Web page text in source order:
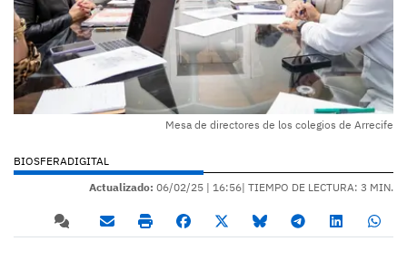
Mesa de directores de los colegios de Arrecife
BIOSFERADIGITAL
Actualizado: 06/02/25 | 16:56| TIEMPO DE LECTURA: 3 MIN.